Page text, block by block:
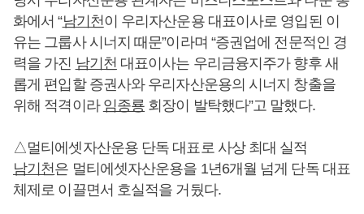
화에서 “남기천이 우리자산운용 대표이사로 영입된 이
유는 그룹사 시너지 때문”이라며 “증권업에 전문적인 경
력을 가진 남기천 대표이사는 우리금융지주가 향후 새
롭게 편입할 증권사와 우리자산운용의 시너지 창출을
위해 적격이라 임종룡 회장이 발탁했다”고 말했다.
△멀티에셋자산운용 단독 대표로 사상 최대 실적
남기천은 멀티에셋자산운용을 1년6개월 넘게 단독 대표
체제로 이끌면서 호실적을 거뒀다.